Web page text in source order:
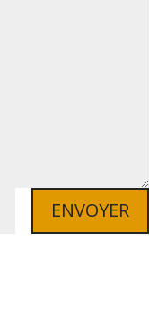
ENVOYER